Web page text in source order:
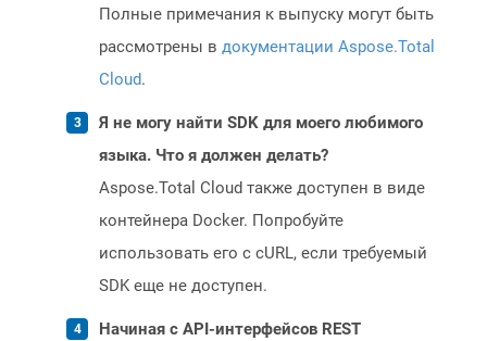
Полные примечания к выпуску могут быть
рассмотрены в документации Aspose.Total
Cloud.
Я не могу найти SDK для моего любимого
языка. Что я должен делать?
Aspose.Total Cloud также доступен в виде
контейнера Docker. Попробуйте
использовать его с cURL, если требуемый
SDK еще не доступен.
Начиная с API-интерфейсов REST